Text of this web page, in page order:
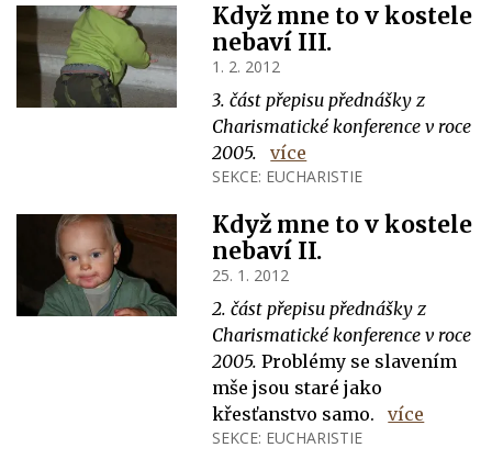
Když mne to v kostele
nebaví III.
1. 2. 2012
3. část přepisu přednášky z
Charismatické konference v roce
2005.
více
SEKCE: EUCHARISTIE
Když mne to v kostele
nebaví II.
25. 1. 2012
2. část přepisu přednášky z
Charismatické konference v roce
2005. Problémy se slavením
mše jsou staré jako
křesťanstvo samo.
více
SEKCE: EUCHARISTIE